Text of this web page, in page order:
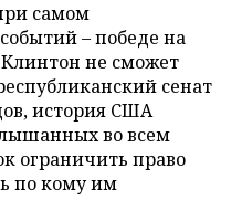
самом
– победе на
не сможет
сенат
история США
во всем
ограничить право
по кому им